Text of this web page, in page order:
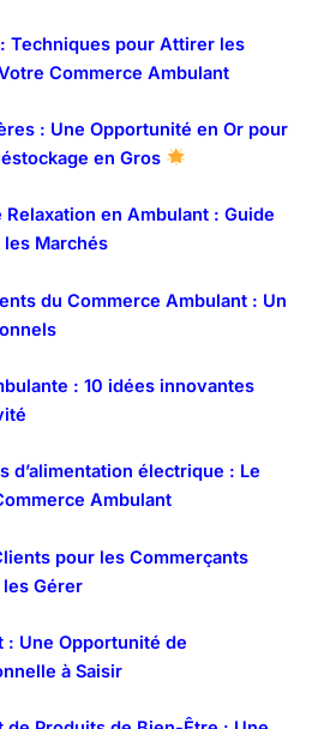
Techniques pour Attirer les
Commerce Ambulant
: Une Opportunité en Or pour
en Gros
en Ambulant : Guide
Marchés
du Commerce Ambulant : Un
: 10 idées innovantes
d’alimentation électrique : Le
Ambulant
pour les Commerçants
Gérer
: Une Opportunité de
à Saisir